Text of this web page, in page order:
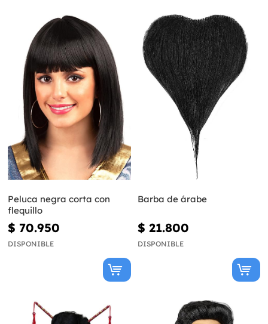
Peluca negra corta con
flequillo
$ 70.950
DISPONIBLE
Barba de árabe
$ 21.800
DISPONIBLE